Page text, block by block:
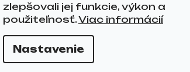
zlepšovali jej funkcie, výkon a
použiteľnosť.Viac informácií
Nastavenie
. Všetky práva vyhradené.